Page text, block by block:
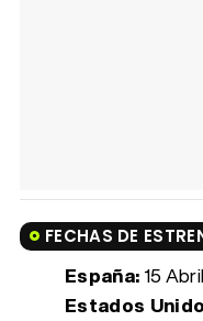
FECHAS DE
España: 15
Estados